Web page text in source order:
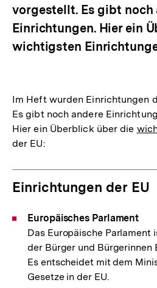
vorgestellt. Es gibt noch
Einrichtungen. Hier ein
wichtigsten
Im Heft wurden Einrichtungen
Es gibt noch andere
Hier ein Überblick über die
der EU:
Einrichtungen der EU
Europäisches Parlament
Das Europäische Parlament
der Bürger und Bürgerinnen
Es entscheidet mit dem
Gesetze in der EU.